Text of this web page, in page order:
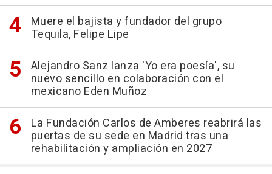
Muere el bajista y fundador del grupo
Tequila, Felipe Lipe
Alejandro Sanz lanza 'Yo era poesía', su
nuevo sencillo en colaboración con el
mexicano Eden Muñoz
La Fundación Carlos de Amberes reabrirá las
puertas de su sede en Madrid tras una
rehabilitación y ampliación en 2027